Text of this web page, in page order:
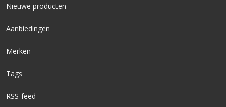
Nieuwe producten
Aanbiedingen
Merken
Tags
RSS-feed